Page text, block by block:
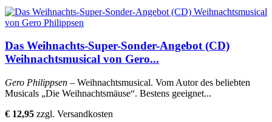
Das Weihnachts-Super-Sonder-Angebot (CD)
Weihnachtsmusical von Gero...
Gero Philippsen – Weihnachtsmusical. Vom Autor des beliebten
Musicals „Die Weihnachtsmäuse“. Bestens geeignet...
€ 12,95 zzgl. Versandkosten